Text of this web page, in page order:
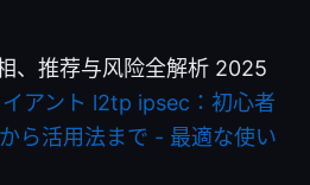
、推荐与风险全解析 2025
アント l2tp ipsec：初心者
ら活用法まで - 最適な使い